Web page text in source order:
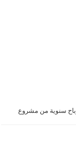
سنوية من مشروع